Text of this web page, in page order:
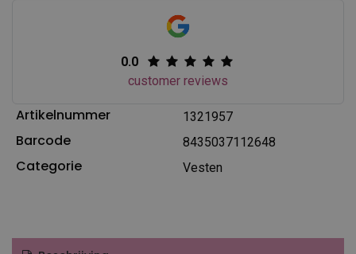
0.0
customer reviews
Artikelnummer 1321957
Barcode 8435037112648
Categorie Vesten